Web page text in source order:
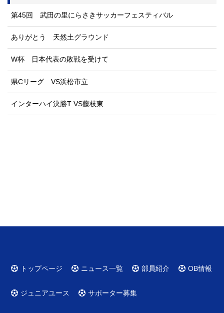
第45回 武田の里にらさきサッカーフェスティバル
ありがとう 天然土グラウンド
W杯 日本代表の敗戦を受けて
県Cリーグ VS浜松市立
インターハイ決勝T VS藤枝東
トップページ ニュース一覧 部員紹介 OB情報
ジュニアユース サポーター募集